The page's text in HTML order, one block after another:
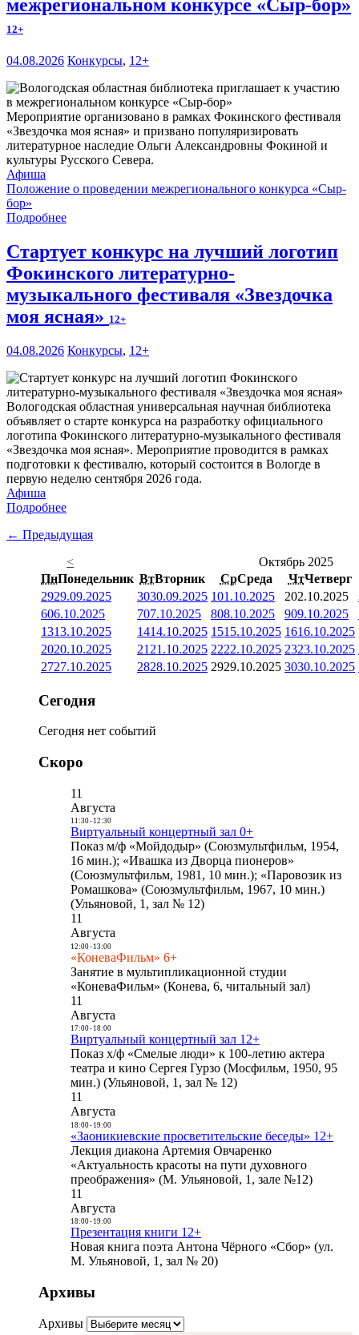
межрегиональном конкурсе «Сыр-бор»
12+
04.08.2026 Конкурсы, 12+
Мероприятие организовано в рамках Фокинского фестиваля
«Звездочка моя ясная» и призвано популяризировать
литературное наследие Ольги Александровны Фокиной и
культуры Русского Севера.
Афиша
Положение о проведении межрегионального конкурса «Сыр-
бор»
Подробнее
Стартует конкурс на лучший логотип
Фокинского литературно-
музыкального фестиваля «Звездочка
моя ясная» 12+
04.08.2026 Конкурсы, 12+
Вологодская областная универсальная научная библиотека
объявляет о старте конкурса на разработку официального
логотипа Фокинского литературно-музыкального фестиваля
«Звездочка моя ясная». Мероприятие проводится в рамках
подготовки к фестивалю, который состоится в Вологде в
первую неделю сентября 2026 года.
Афиша
Подробнее
← Предыдущая
<
Октябрь 2025
ПнПонедельник ВтВторник СрСреда ЧтЧетверг
2929.09.2025 3030.09.2025 101.10.2025 202.10.2025
606.10.2025 707.10.2025 808.10.2025 909.10.2025
1313.10.2025 1414.10.2025 1515.10.2025 1616.10.2025
2020.10.2025 21 21.10.2025 2222.10.2025 2323.10.2025
2727.10.2025 2828.10.2025 2929.10.2025 3030.10.2025
Сегодня
Сегодня нет событий
Скоро
11
Августа
11:30- 12:30
Виртуальный концертный зал 0+
Показ м/ф «Мойдодыр» (Союзмультфильм, 1954,
16 мин.); «Ивашка из Дворца пионеров»
(Союзмультфильм, 1981, 10 мин.); «Паровозик из
Ромашкова» (Союзмультфильм, 1967, 10 мин.)
(Ульяновой, 1, зал № 12)
11
Августа
12:00- 13:00
«КоневаФильм» 6+
Занятие в мультипликационной студии
«КоневаФильм» (Конева, 6, читальный зал)
11
Августа
17:00- 18:00
Виртуальный концертный зал 12+
Показ х/ф «Смелые люди» к 100-летию актера
театра и кино Сергея Гурзо (Мосфильм, 1950, 95
мин.) (Ульяновой, 1, зал № 12)
11
Августа
18:00- 19:00
«Заоникиевские просветительские беседы» 12+
Лекция диакона Артемия Овчаренко
«Актуальность красоты на пути духовного
преображения» (М. Ульяновой, 1, зале №12)
11
Августа
18:00- 19:00
Презентация книги 12+
Новая книга поэта Антона Чёрного «Сбор» (ул.
М. Ульяновой, 1, зал № 20)
Архивы
Архивы